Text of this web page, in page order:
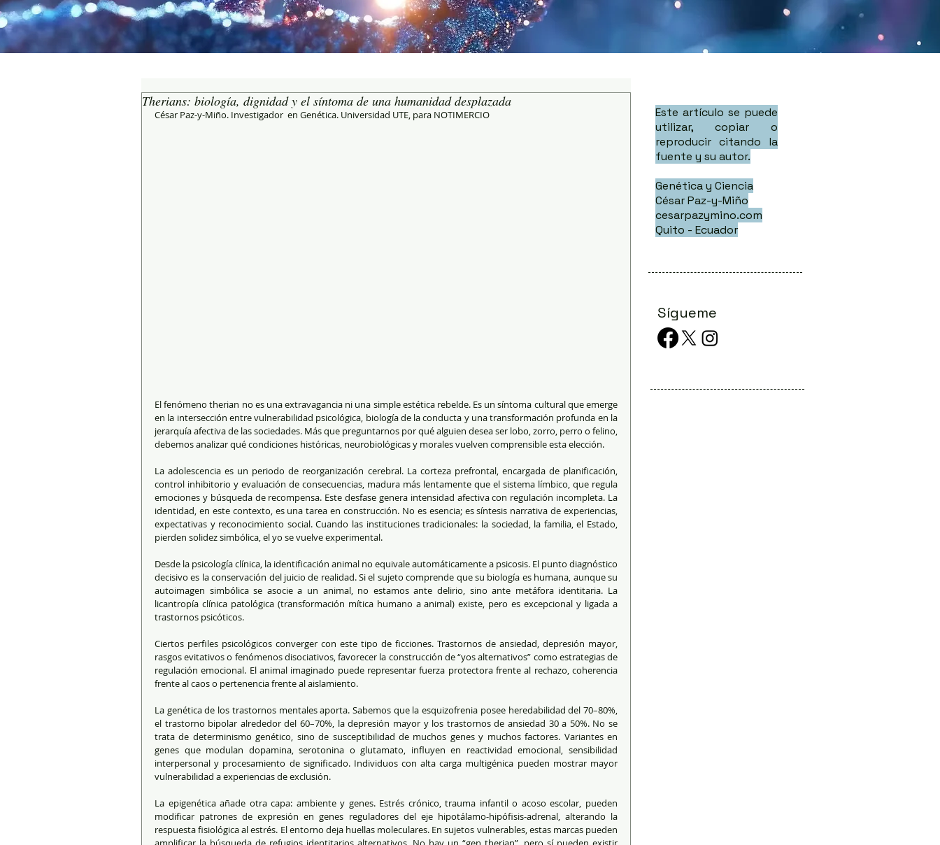
Therians: biología, dignidad y el síntoma de una humanidad desplazada
César Paz-y-Miño. Investigador  en Genética. Universidad UTE, para NOTIMERCIO
El fenómeno therian no es una extravagancia ni una simple estética rebelde. Es un síntoma cultural que emerge
en la intersección entre vulnerabilidad psicológica, biología de la conducta y una transformación profunda en la
jerarquía afectiva de las sociedades. Más que preguntarnos por qué alguien desea ser lobo, zorro, perro o felino,
debemos analizar qué condiciones históricas, neurobiológicas y morales vuelven comprensible esta elección.
La adolescencia es un periodo de reorganización cerebral. La corteza prefrontal, encargada de planificación,
control inhibitorio y evaluación de consecuencias, madura más lentamente que el sistema límbico, que regula
emociones y búsqueda de recompensa. Este desfase genera intensidad afectiva con regulación incompleta. La
identidad, en este contexto, es una tarea en construcción. No es esencia; es síntesis narrativa de experiencias,
expectativas y reconocimiento social. Cuando las instituciones tradicionales: la sociedad, la familia, el Estado,
pierden solidez simbólica, el yo se vuelve experimental.
Desde la psicología clínica, la identificación animal no equivale automáticamente a psicosis. El punto diagnóstico
decisivo es la conservación del juicio de realidad. Si el sujeto comprende que su biología es humana, aunque su
autoimagen simbólica se asocie a un animal, no estamos ante delirio, sino ante metáfora identitaria. La
licantropía clínica patológica (transformación mítica humano a animal) existe, pero es excepcional y ligada a
trastornos psicóticos.
Ciertos perfiles psicológicos converger con este tipo de ficciones. Trastornos de ansiedad, depresión mayor,
rasgos evitativos o fenómenos disociativos, favorecer la construcción de “yos alternativos” como estrategias de
regulación emocional. El animal imaginado puede representar fuerza protectora frente al rechazo, coherencia
frente al caos o pertenencia frente al aislamiento.
La genética de los trastornos mentales aporta. Sabemos que la esquizofrenia posee heredabilidad del 70–80%,
el trastorno bipolar alrededor del 60–70%, la depresión mayor y los trastornos de ansiedad 30 a 50%. No se
trata de determinismo genético, sino de susceptibilidad de muchos genes y muchos factores. Variantes en
genes que modulan dopamina, serotonina o glutamato, influyen en reactividad emocional, sensibilidad
interpersonal y procesamiento de significado. Individuos con alta carga multigénica pueden mostrar mayor
vulnerabilidad a experiencias de exclusión.
La epigenética añade otra capa: ambiente y genes. Estrés crónico, trauma infantil o acoso escolar, pueden
modificar patrones de expresión en genes reguladores del eje hipotálamo-hipófisis-adrenal, alterando la
respuesta fisiológica al estrés. El entorno deja huellas moleculares. En sujetos vulnerables, estas marcas pueden
Este artículo se puede
utilizar, copiar o
reproducir citando la
fuente y su autor.
Genética y Ciencia
César Paz-y-Miño
cesarpazymino.com
Quito - Ecuador
Sígueme